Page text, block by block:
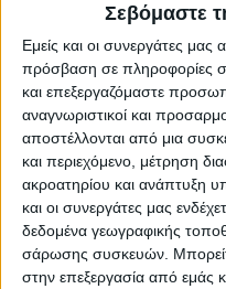
Σεβόμαστε
Εμείς και οι συνεργάτες
πρόσβαση σε πληροφορίες
και επεξεργαζόμαστε
αναγνωριστικοί και
αποστέλλονται από μια
και περιεχόμενο, μέτρηση
ακροατηρίου και ανάπτυξη
και οι συνεργάτες μας
δεδομένα γεωγραφικής
σάρωσης συσκευών.
στην επεξεργασία από εμάς